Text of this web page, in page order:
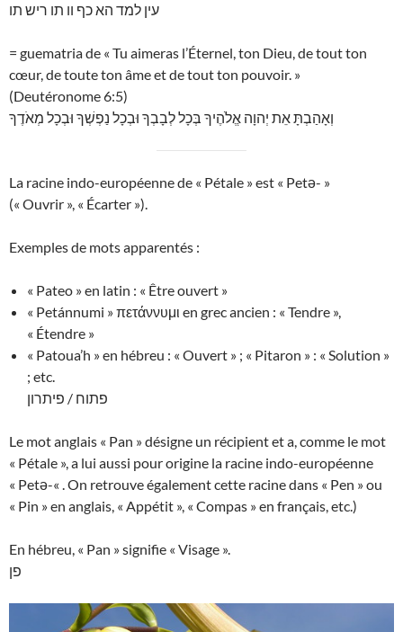
עין למד הא כף וו תו ריש תו
= guematria de « Tu aimeras l’Éternel, ton Dieu, de tout ton
cœur, de toute ton âme et de tout ton pouvoir. »
(Deutéronome 6:5)
וְאָהַבְתָּ אֵת יְהוָה אֱלֹהֶיךָ בְּכָל לְבָבְךָ וּבְכָל נַפְשְׁךָ וּבְכָל מְאֹדֶךָ
La racine indo-européenne de « Pétale » est « Petə- »
(« Ouvrir », « Écarter »).
Exemples de mots apparentés :
« Pateo » en latin : « Être ouvert »
« Petánnumi » πετάννυμι en grec ancien : « Tendre »,
« Étendre »
« Patoua’h » en hébreu : « Ouvert » ; « Pitaron » : « Solution »
; etc.
פתוח / פיתרון
Le mot anglais « Pan » désigne un récipient et a, comme le mot
« Pétale », a lui aussi pour origine la racine indo-européenne
« Petə-« . On retrouve également cette racine dans « Pen » ou
« Pin » en anglais, « Appétit », « Compas » en français, etc.)
En hébreu, « Pan » signifie « Visage ».
פן